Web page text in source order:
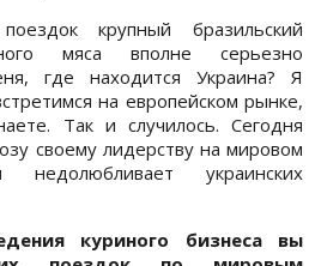
крупный бразильский
мяса вполне серьезно
где находится Украина? Я
на европейском рынке,
Так и случилось. Сегодня
своему лидерству на мировом
украинских
куриного бизнеса вы